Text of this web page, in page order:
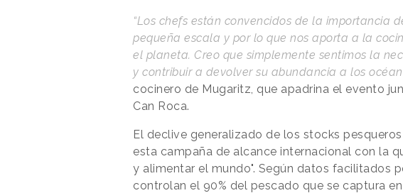
“Los chefs están convencidos de la importancia
pequeña escala y por lo que nos aporta a la
el planeta. Creo que simplemente sentimos la
y contribuir a devolver su abundancia a los
cocinero de Mugaritz, que apadrina el evento
Can Roca.
El declive generalizado de los stocks
esta campaña de alcance internacional con la
y alimentar el mundo". Según datos facilitados
controlan el 90% del pescado que se captura